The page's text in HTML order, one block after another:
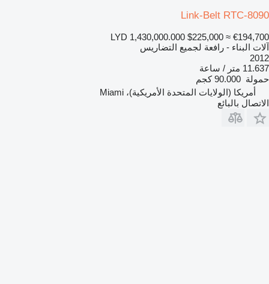
Link-Belt RTC-8090
LYD 1,430,000.000 $225,000 ≈ €194,700
آلات البناء - رافعة لجميع التضاريس
2012
11.637 متر / ساعة
حمولة 90.000 كجم
أمريكا (الولايات المتحدة الأمريكية)، Miami
الاتصال بالبائع